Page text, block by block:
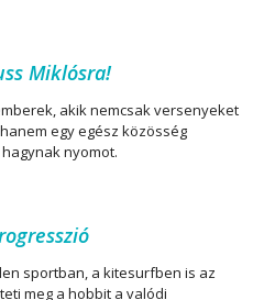
Miklósra!
akik nemcsak versenyeket
egy egész közösség
nyomot.
sportban, a kitesurfben is az
meg a hobbit a valódi